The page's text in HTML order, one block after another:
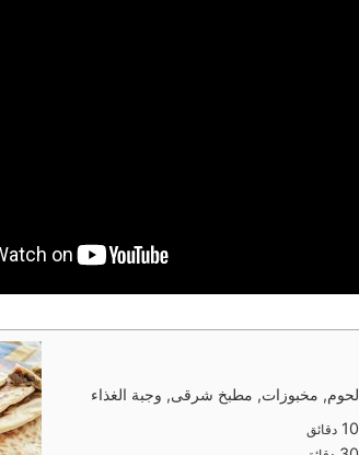
لحوم, مخبوزات, مطبخ شرقى, وجبة الغذاء
10دقائق
دقائق